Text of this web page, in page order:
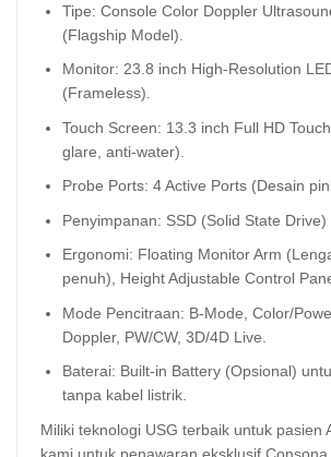
Tipe: Console Color Doppler
(Flagship Model).
Monitor: 23.8 inch High-Resolution
(Frameless).
Touch Screen: 13.3 inch Full HD
glare, anti-water).
Probe Ports: 4 Active Ports (Desain
Penyimpanan: SSD (Solid State Drive)
Ergonomi: Floating Monitor Arm
penuh), Height Adjustable Control
Mode Pencitraan: B-Mode, Color/
Doppler, PW/CW, 3D/4D Live.
Baterai: Built-in Battery (Opsional)
tanpa kabel listrik.
Miliki teknologi USG terbaik untuk pasien
kami untuk penawaran eksklusif Consona